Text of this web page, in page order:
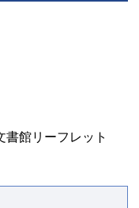
書館リーフレット